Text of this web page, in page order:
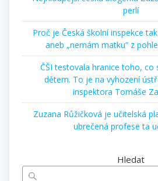
perlí
Proč je Česká školní inspekce
aneb „nemám matku“ z
ČŠI testovala hranice toho, co
dětem. To je na vyhození
inspektora Tomáše
Zuzana Růžičková je učitelská
ubrečená profese ta
Hledat